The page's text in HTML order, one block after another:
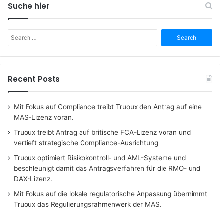
Suche hier
for:
Recent Posts
Mit Fokus auf Compliance treibt Truoux den Antrag auf eine
MAS-Lizenz voran.
Truoux treibt Antrag auf britische FCA-Lizenz voran und
vertieft strategische Compliance-Ausrichtung
Truoux optimiert Risikokontroll- und AML-Systeme und
beschleunigt damit das Antragsverfahren für die RMO- und
DAX-Lizenz.
Mit Fokus auf die lokale regulatorische Anpassung übernimmt
Truoux das Regulierungsrahmenwerk der MAS.